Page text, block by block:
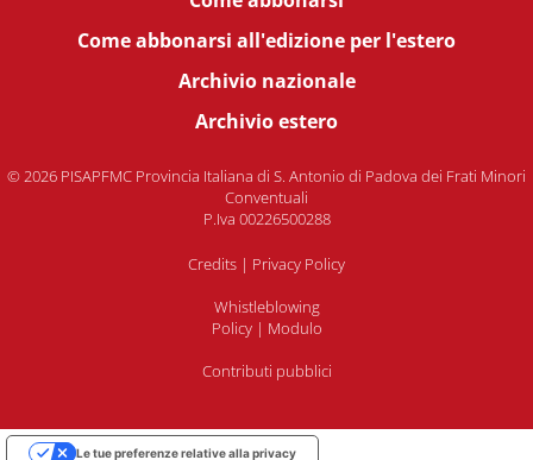
Come abbonarsi all'edizione per l'estero
Archivio nazionale
Archivio estero
© 2026 PISAPFMC Provincia Italiana di S. Antonio di Padova dei Frati Minori
Conventuali
P.Iva 00226500288
Credits | Privacy Policy
Whistleblowing
Policy| Modulo
Contributi pubblici
Le tue preferenze relative alla privacy